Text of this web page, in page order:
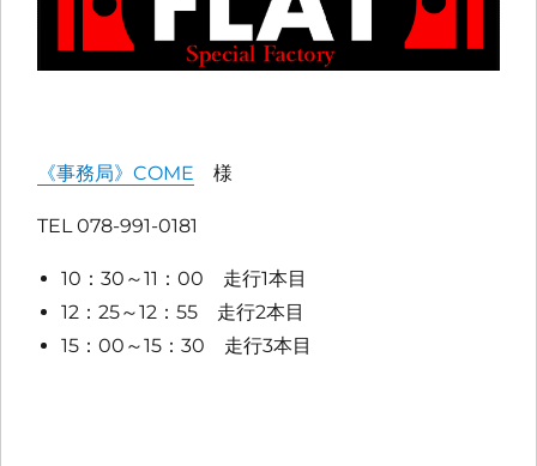
《事務局》COME 様
TEL 078-991-0181
10：30～11：00 走行1本目
12：25～12：55 走行2本目
15：00～15：30 走行3本目